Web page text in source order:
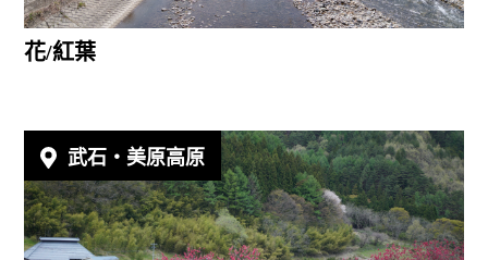
花/紅葉
武石‧美原高原